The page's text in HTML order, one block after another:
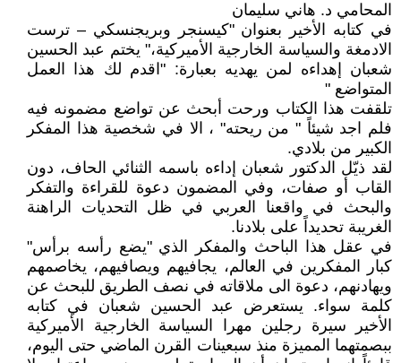
المحامي د. هاني سليمان
في كتابه الأخير بعنوان "كيسنجر وبريجنسكي – ترست
الادمغة والسياسة الخارجية الأميركية،" يختم عبد الحسين
شعبان إهداءه لمن يهديه بعبارة: "اقدم لك هذا العمل
المتواضع "
تلقفت هذا الكتاب ورحت أبحث عن تواضع مضمونه فيه
فلم اجد شيئاً " من ريحته" ، الا في شخصية هذا المفكر
الكبير من بلادي.
لقد ذيّل الدكتور شعبان إداءه باسمه الثنائي الحاف، دون
القاب أو صفات، وفي المضمون دعوة للقراءة والتفكر
والبحث في واقعنا العربي في ظل التحديات الراهنة
الغريبة تحديداً على بلادنا.
في عقل هذا الباحث والمفكر الذي "يضع رأسه برأس"
كبار المفكرين في العالم، يجافيهم ويصافيهم، يخاصمهم
ويهادنهم، دعوة الى ملاقاته في نصف الطريق للبحث عن
كلمة سواء. يستعرض عبد الحسين شعبان في كتابه
الأخير سيرة رجلين مهرا السياسة الخارجية الأميركية
ببصمتهما المميزة منذ سبعينات القرن الماضي حتى اليوم،